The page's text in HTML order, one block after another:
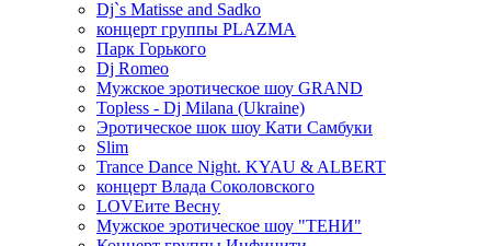
Dj`s Matisse and Sadko
концерт группы PLAZMA
Парк Горького
Dj Romeo
Мужское эротическое шоу GRAND
Topless - Dj Milana (Ukraine)
Эротическое шок шоу Кати Самбуки
Slim
Trance Dance Night. KYAU & ALBERT
концерт Влада Соколовского
LOVEите Весну
Мужское эротическое шоу "ТЕНИ"